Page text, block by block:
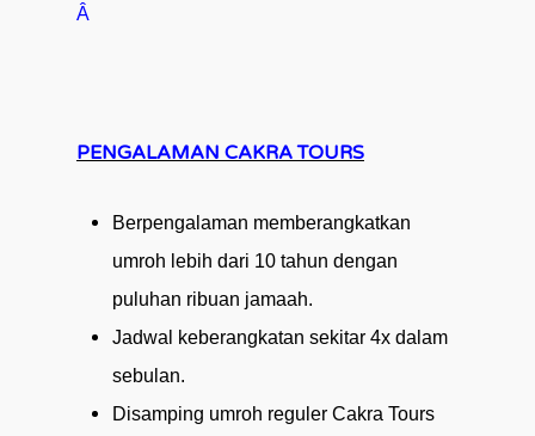
Â
PENGALAMAN CAKRA TOURS
Berpengalaman memberangkatkan
umroh lebih dari 10 tahun dengan
puluhan ribuan jamaah.
Jadwal
keberangkatan sekitar 4x dalam
sebulan.
Disamping umroh reguler Cakra Tours